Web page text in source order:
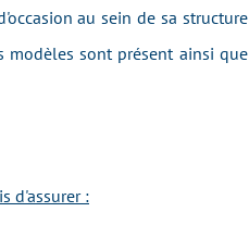
au sein de sa structure
modèles sont présent ainsi que
d'assurer :